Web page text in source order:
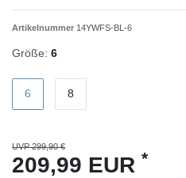
Artikelnummer 14YWFS-BL-6
Größe: 6
6 8
UVP 299,90 €
209,99 EUR *